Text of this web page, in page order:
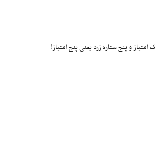
و پنج ستاره زرد یعنی پنج امتیاز!